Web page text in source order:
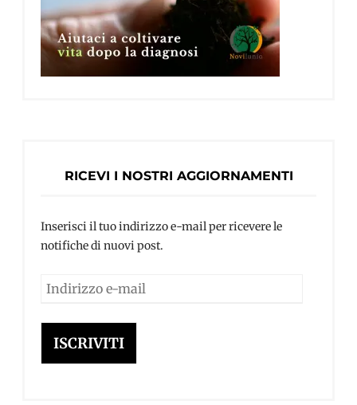
RICEVI I NOSTRI AGGIORNAMENTI
Inserisci il tuo indirizzo e-mail per ricevere le
notifiche di nuovi post.
Indirizzo
mail
ISCRIVITI